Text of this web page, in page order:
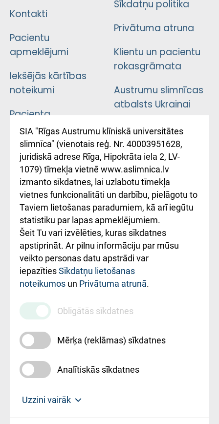
Kontakti
Pacientu
apmeklējumi
Iekšējās kārtības
noteikumi
Pacienta
atsauksmju/sūdzību
iesniegšanas
kārtība
Kā pie mums nokļūt
Rēķinu apmaksas
ceļvedis
Rekvizīti un
ārstniecības
iestādes kods
010000234
Maksas
pakalpojumu
cenrādis
Sīkdatņu politika
Privātuma atruna
Klientu un pacientu
rokasgrāmata
Austrumu slimnīcas
atbalsts Ukrainai
Підтримка Східної
лікарні та співпраця з
Україною
SIA "Rīgas Austrumu klīniskā universitātes
slimnīca" (vienotais reģ. Nr. 40003951628,
juridiskā adrese Rīga, Hipokrāta iela 2, LV-
1079) tīmekļa vietnē www.aslimnica.lv
izmanto sīkdatnes, lai uzlabotu tīmekļa
vietnes funkcionalitāti un darbību, pielāgotu to
Taviem lietošanas paradumiem, kā arī iegūtu
statistiku par lapas apmeklējumiem.
Šeit Tu vari izvēlēties, kuras sīkdatnes
apstiprināt. Ar pilnu informāciju par mūsu
veikto personas datu apstrādi var
iepazītiesSīkdatņu lietošanas
noteikumos un Privātuma atrunā.
Obligātās sīkdatnes
Mērķa (reklāmas) sīkdatnes
Analītiskās sīkdatnes
Uzzini vairāk